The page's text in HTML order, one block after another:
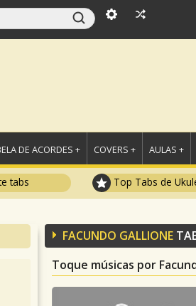
DE ACORDES + COVERS + AULAS +
tabs Top Tabs de
FACUNDO GALLIONE
Toque músicas por